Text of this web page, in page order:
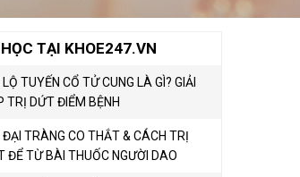
TẠI KHOE247.VN
TUYẾN CỔ TỬ CUNG LÀ GÌ? GIẢI
TRỊ DỨT ĐIỂM BỆNH
ĐẠI TRÀNG CO THẮT & CÁCH TRỊ
ĐỂ TỪ BÀI THUỐC NGƯỜI DAO